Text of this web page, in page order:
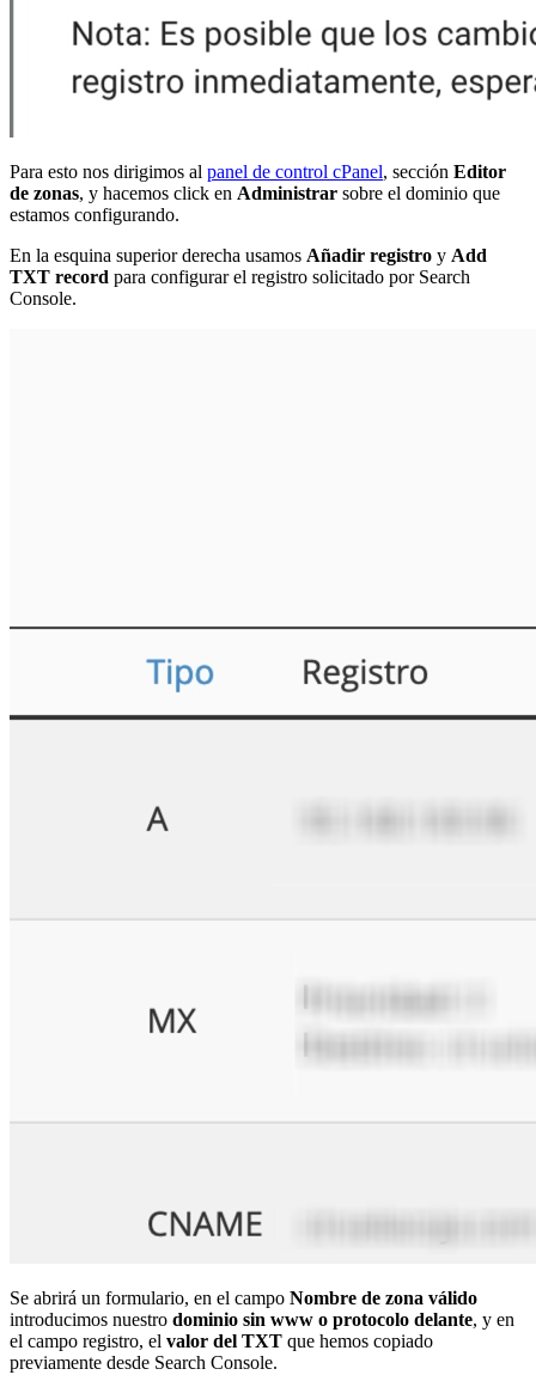
Para esto nos dirigimos al panel de control cPanel, sección Editor
de zonas, y hacemos click en Administrar sobre el dominio que
estamos configurando.
En la esquina superior derecha usamos Añadir registro y Add
TXT record para configurar el registro solicitado por Search
Console.
Se abrirá un formulario, en el campo Nombre de zona válido
introducimos nuestro dominio sin www o protocolo delante, y en
el campo registro, el valor del TXT que hemos copiado
previamente desde Search Console.